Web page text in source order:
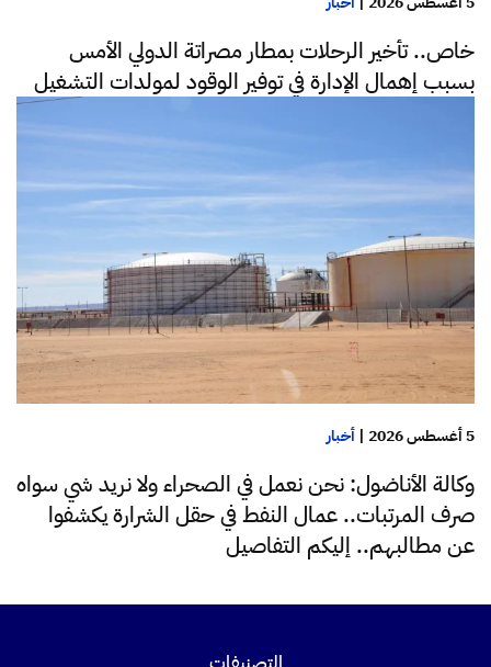
خاص.. تأخير الرحلات بمطار مصراتة الدولي الأمس
بسبب إهمال الإدارة في توفير الوقود لمولدات التشغيل
5 أغسطس 2026 | أخبار
وكالة الأناضول: نحن نعمل في الصحراء ولا نريد شي سواه
صرف المرتبات.. عمال النفط في حقل الشرارة يكشفوا
عن مطالبهم.. إليكم التفاصيل